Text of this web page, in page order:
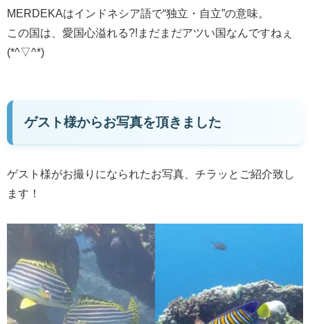
MERDEKAはインドネシア語で“独立・自立”の意味。
この国は、愛国心溢れる?!まだまだアツい国なんですねぇ
(*^▽^*)
ゲスト様からお写真を頂きました
ゲスト様がお撮りになられたお写真、チラッとご紹介致し
ます！